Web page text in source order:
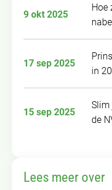
9 okt 2025
Hoe
17 sep 2025
in
15 sep 2025
Slim
de
Lees meer over